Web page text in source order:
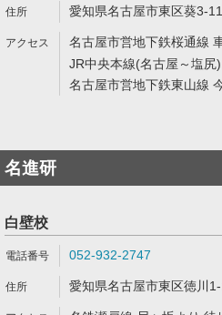
愛知県名古屋市東区葵3-
名古屋市営地下鉄桜通線
JR中央本線(名古屋～塩尻
名古屋市営地下鉄東山線
名進研
白壁校
052-932-2747
愛知県名古屋市東区徳川